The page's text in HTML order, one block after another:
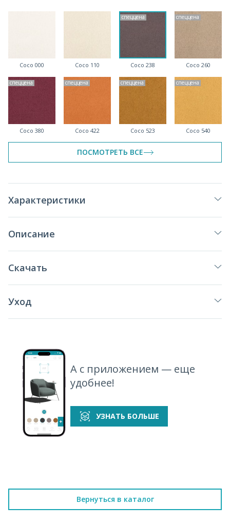
Coco 000 Coco 110
спеццена
Coco 238
спеццена
Coco 260
спеццена
Coco 380
спеццена
Coco 422
спеццена
Coco 523
спеццена
Coco 540
спеццена спеццена
ПОСМОТРЕТЬ ВСЕ
Характеристики
Описание
Скачать
Уход
А с приложением — еще
удобнее!
УЗНАТЬ БОЛЬШЕ
Вернуться в каталог